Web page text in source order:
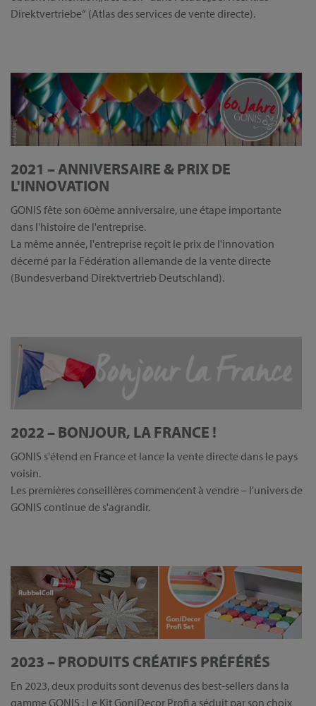
Direktvertriebe“ (Atlas des services de vente directe).
2021 – ANNIVERSAIRE & PRIX DE
L'INNOVATION
GONIS fête son 60ème anniversaire, une étape importante
dans l'histoire de l'entreprise.
La même année, l'entreprise reçoit le prix de l'innovation
décerné par la Fédération allemande de la vente directe
(Bundesverband Direktvertrieb Deutschland).
2022 – BONJOUR, LA FRANCE !
GONIS s'étend en France et lance la vente directe dans le pays
voisin.
Les premières conseillères commencent à vendre – l'univers de
GONIS continue de s'agrandir.
2023 – PRODUITS CRÉATIFS PRÉFÉRÉS
En 2023, deux produits sont devenus des best-sellers dans la
gamme GONIS : Le Kit GoniDecor Profi a séduit par son choix